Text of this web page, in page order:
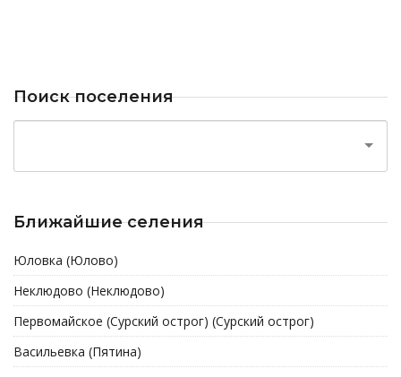
Поиск поселения
Ближайшие селения
Юловка (Юлово)
Неклюдово (Неклюдово)
Первомайское (Сурский острог) (Сурский острог)
Васильевка (Пятина)